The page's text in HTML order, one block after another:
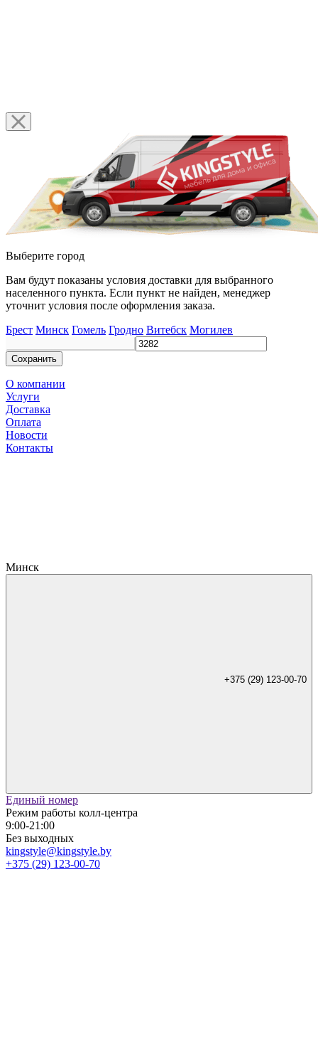
Выберите город
Вам будут показаны условия доставки для выбранного
населенного пункта. Если пункт не найден, менеджер
уточнит условия после оформления заказа.
Брест Минск Гомель Гродно Витебск Могилев
Сохранить
О компании
Услуги
Доставка
Оплата
Новости
Контакты
Минск
+375 (29) 123-00-70
Единый номер
Режим работы колл-центра
9:00-21:00
Без выходных
kingstyle@kingstyle.by
+375 (29) 123-00-70